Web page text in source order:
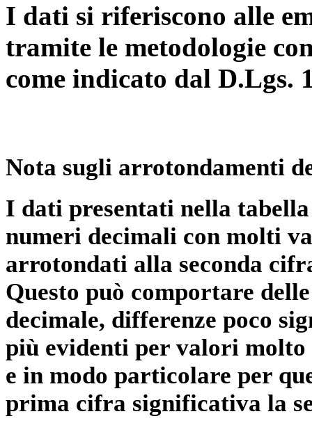
I dati si riferiscono alle
tramite le metodologie
come indicato dal D.Lgs.
Nota sugli arrotondamenti
I dati presentati nella
numeri decimali con molti
arrotondati alla seconda
Questo può comportare
decimale, differenze poco
più evidenti per valori
e in modo particolare per
prima cifra significativa la